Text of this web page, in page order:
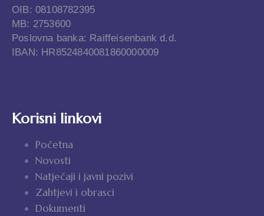
OIB: 08108782395
MB: 2753600
Poslovna banka: Raiffeisenbank d.d.
IBAN: HR8524840081860000009
Korisni linkovi
Početna
Novosti
Natječaji i javni pozivi
Zahtjevi i obrasci
Dokumenti